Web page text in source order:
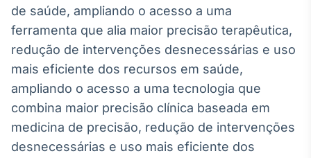
de saúde, ampliando o acesso a uma
ferramenta que alia maior precisão terapêutica,
redução de intervenções desnecessárias e uso
mais eficiente dos recursos em saúde,
ampliando o acesso a uma tecnologia que
combina maior precisão clínica baseada em
medicina de precisão, redução de intervenções
desnecessárias e uso mais eficiente dos